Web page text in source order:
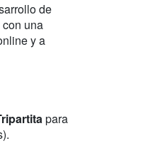
de
una
y a
para